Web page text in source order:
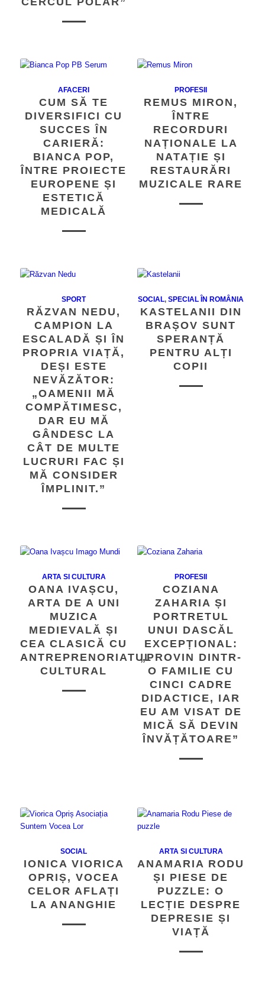
AFACERI
CUM SĂ TE
DIVERSIFICI CU
SUCCES ÎN
CARIERĂ:
BIANCA POP,
ÎNTRE PROIECTE
EUROPENE ȘI
ESTETICĂ
MEDICALĂ
PROFESII
REMUS MIRON,
ÎNTRE
RECORDURI
NAȚIONALE LA
NATAȚIE ȘI
RESTAURĂRI
MUZICALE RARE
SPORT
RĂZVAN NEDU,
CAMPION LA
ESCALADĂ ȘI ÎN
PROPRIA VIAȚĂ,
DEȘI ESTE
NEVĂZĂTOR:
„OAMENII MĂ
COMPĂTIMESC,
DAR EU MĂ
GÂNDESC LA
CÂT DE MULTE
LUCRURI FAC ȘI
MĂ CONSIDER
ÎMPLINIT.”
SOCIAL,SPECIAL ÎN ROMÂNIA
KASTELANII DIN
BRAȘOV SUNT
SPERANȚĂ
PENTRU ALȚI
COPII
ARTA SI CULTURA
OANA IVAȘCU,
ARTA DE A UNI
MUZICA
MEDIEVALĂ ȘI
CEA CLASICĂ CU
ANTREPRENORIATUL
CULTURAL
PROFESII
COZIANA
ZAHARIA ȘI
PORTRETUL
UNUI DASCĂL
EXCEPȚIONAL:
„PROVIN DINTR-
O FAMILIE CU
CINCI CADRE
DIDACTICE, IAR
EU AM VISAT DE
MICĂ SĂ DEVIN
ÎNVĂȚĂTOARE”
SOCIAL
IONICA VIORICA
OPRIȘ, VOCEA
CELOR AFLAȚI
LA ANANGHIE
ARTA SI CULTURA
ANAMARIA RODU
ȘI PIESE DE
PUZZLE: O
LECȚIE DESPRE
DEPRESIE ȘI
VIAȚĂ